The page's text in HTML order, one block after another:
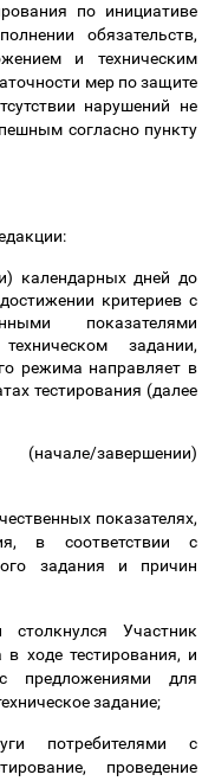
по инициативе
обязательств,
и техническим
мер по защите
нарушений не
согласно пункту
календарных дней до
критериев с
показателями
задании,
режима направляет в
тестирования (далее
завершении)
показателях,
в соответствии с
задания и причин
Участник
в ходе тестирования, и
для
задание;
потребителями с
проведение